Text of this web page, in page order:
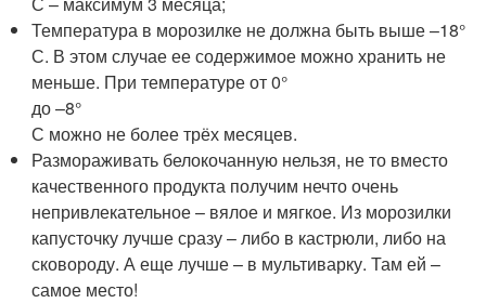
Температура в морозилке не должна быть выше –18°
С. В этом случае ее содержимое можно хранить не
меньше. При температуре от 0°
до –8°
С можно не более трёх месяцев.
Размораживать белокочанную нельзя, не то вместо
качественного продукта получим нечто очень
непривлекательное – вялое и мягкое. Из морозилки
капусточку лучше сразу – либо в кастрюли, либо на
сковороду. А еще лучше – в мультиварку. Там ей –
самое место!